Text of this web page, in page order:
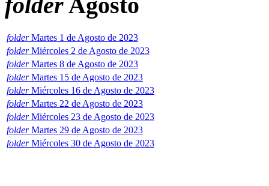
xnxx
Hindi
Videos
Xnxx
folder Martes 1 de Agosto de 2023
folder Miércoles 2 de Agosto de 2023
folder Martes 8 de Agosto de 2023
folder Martes 15 de Agosto de 2023
folder Miércoles 16 de Agosto de 2023
folder Martes 22 de Agosto de 2023
folder Miércoles 23 de Agosto de 2023
folder Martes 29 de Agosto de 2023
folder Miércoles 30 de Agosto de 2023